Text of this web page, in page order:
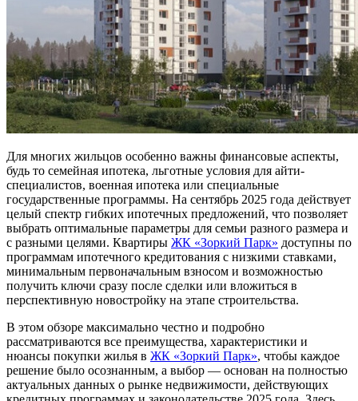
Для многих жильцов особенно важны финансовые аспекты,
будь то семейная ипотека, льготные условия для айти-
специалистов, военная ипотека или специальные
государственные программы. На сентябрь 2025 года действует
целый спектр гибких ипотечных предложений, что позволяет
выбрать оптимальные параметры для семьи разного размера и
с разными целями. Квартиры ЖК «Зоркий Парк» доступны по
программам ипотечного кредитования с низкими ставками,
минимальным первоначальным взносом и возможностью
получить ключи сразу после сделки или вложиться в
перспективную новостройку на этапе строительства.
В этом обзоре максимально честно и подробно
рассматриваются все преимущества, характеристики и
нюансы покупки жилья в ЖК «Зоркий Парк», чтобы каждое
решение было осознанным, а выбор — основан на полностью
актуальных данных о рынке недвижимости, действующих